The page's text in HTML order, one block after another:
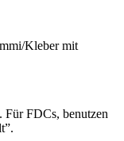
Kleber mit
Für FDCs, benutzen